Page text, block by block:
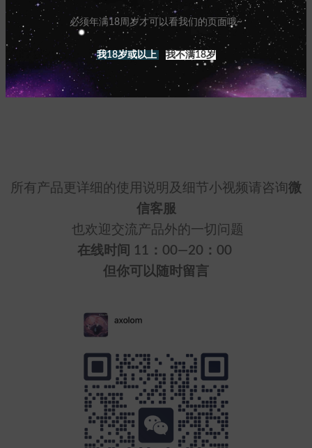
必须年满18周岁才可以看我们的页面哦~
我18岁或以上 我不满18岁
所有产品更详细的使用说明及细节小视频请咨询微
信客服
也欢迎交流产品外的一切问题
在线时间 11：00—20：00
但你可以随时留言